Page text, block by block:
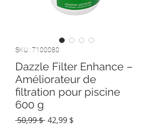
SKU : 7100080
Dazzle Filter Enhance –
Améliorateur de
filtration pour piscine
600 g
50,99 $ Prix
42,99 $